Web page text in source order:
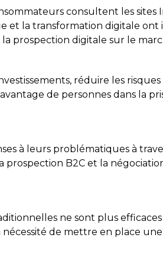
consultent les
et la transformation digitale
prospection digitale sur le
réduire les
de personnes dans la
à leurs problématiques à
B2C et la
ne sont plus efficaces
de mettre en place